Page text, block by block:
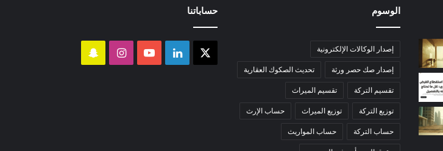
الوسوم
إصدار الوكالات الإلكترونية
إصدار صك حصر ورثة تحديث الصكوك العقارية
تقسيم التركة تقسيم الميراث
توزيع التركة توزيع الميراث حساب الإرث
حساب التركة حساب المواريث
حساباتنا
لينكدإن‫YouTubeانستقرامسناب